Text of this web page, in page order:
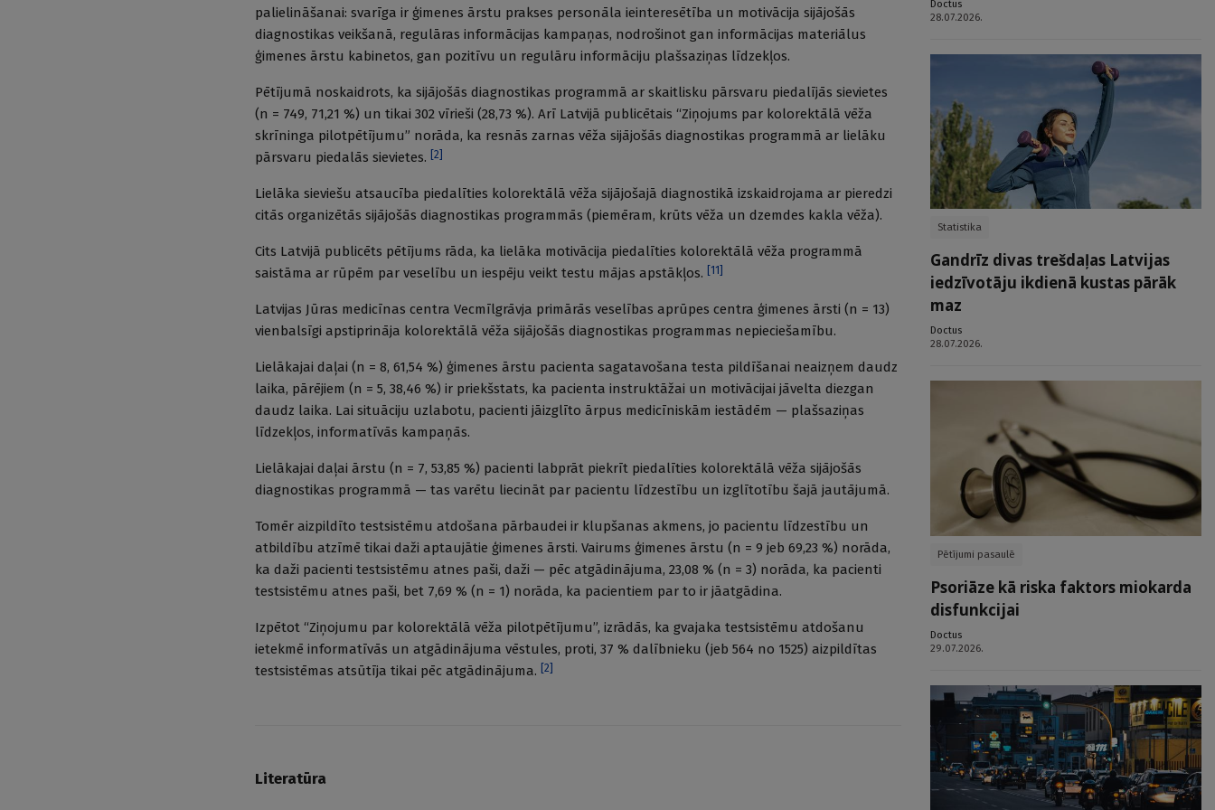
palielināšanai: svarīga ir ģimenes ārstu prakses personāla ieinteresētība un motivācija sijājošās
diagnostikas veikšanā, regulāras informācijas kampaņas, nodrošinot gan informācijas materiālus
ģimenes ārstu kabinetos, gan pozitīvu un regulāru informāciju plašsaziņas līdzekļos.
Pētījumā noskaidrots, ka sijājošās diagnostikas programmā ar skaitlisku pārsvaru piedalījās sievietes
(n = 749, 71,21 %) un tikai 302 vīrieši (28,73 %). Arī Latvijā publicētais “Ziņojums par kolorektālā vēža
skrīninga pilotpētījumu” norāda, ka resnās zarnas vēža sijājošās diagnostikas programmā ar lielāku
pārsvaru piedalās sievietes. [2]
Lielāka sieviešu atsaucība piedalīties kolorektālā vēža sijājošajā diagnostikā izskaidrojama ar pieredzi
citās organizētās sijājošās diagnostikas programmās (piemēram, krūts vēža un dzemdes kakla vēža).
Cits Latvijā publicēts pētījums rāda, ka lielāka motivācija piedalīties kolorektālā vēža programmā
saistāma ar rūpēm par veselību un iespēju veikt testu mājas apstākļos. [11]
Latvijas Jūras medicīnas centra Vecmīlgrāvja primārās veselības aprūpes centra ģimenes ārsti (n = 13)
vienbalsīgi apstiprināja kolorektālā vēža sijājošās diagnostikas programmas nepieciešamību.
Lielākajai daļai (n = 8, 61,54 %) ģimenes ārstu pacienta sagatavošana testa pildīšanai neaizņem daudz
laika, pārējiem (n = 5, 38,46 %) ir priekšstats, ka pacienta instruktāžai un motivācijai jāvelta diezgan
daudz laika. Lai situāciju uzlabotu, pacienti jāizglīto ārpus medicīniskām iestādēm — plašsaziņas
līdzekļos, informatīvās kampaņās.
Lielākajai daļai ārstu (n = 7, 53,85 %) pacienti labprāt piekrīt piedalīties kolorektālā vēža sijājošās
diagnostikas programmā — tas varētu liecināt par pacientu līdzestību un izglītotību šajā jautājumā.
Tomēr aizpildīto testsistēmu atdošana pārbaudei ir klupšanas akmens, jo pacientu līdzestību un
atbildību atzīmē tikai daži aptaujātie ģimenes ārsti. Vairums ģimenes ārstu (n = 9 jeb 69,23 %) norāda,
ka daži pacienti testsistēmu atnes paši, daži — pēc atgādinājuma, 23,08 % (n = 3) norāda, ka pacienti
testsistēmu atnes paši, bet 7,69 % (n = 1) norāda, ka pacientiem par to ir jāatgādina.
Izpētot “Ziņojumu par kolorektālā vēža pilotpētījumu”, izrādās, ka gvajaka testsistēmu atdošanu
ietekmē informatīvās un atgādinājuma vēstules, proti, 37 % dalībnieku (jeb 564 no 1525) aizpildītas
testsistēmas atsūtīja tikai pēc atgādinājuma. [2]
Literatūra
Doctus
28.07.2026.
Statistika
Gandrīz divas trešdaļas Latvijas
iedzīvotāju ikdienā kustas pārāk
maz
Doctus
28.07.2026.
Pētījumi pasaulē
Psoriāze kā riska faktors miokarda
disfunkcijai
Doctus
29.07.2026.